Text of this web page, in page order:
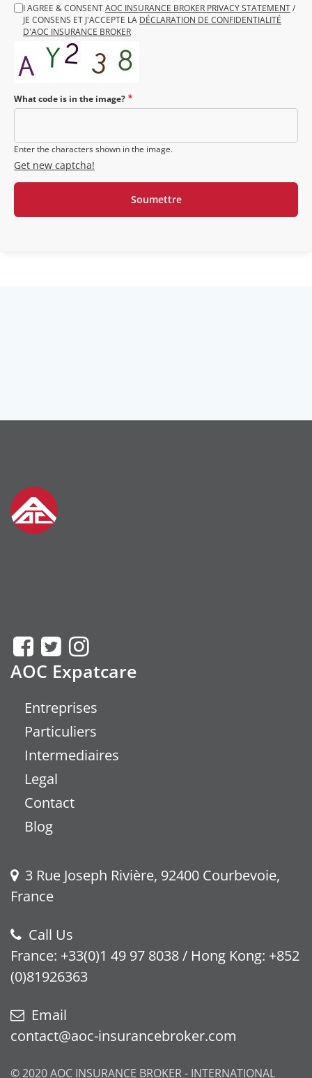
Terms
I AGREE & CONSENTAOC INSURANCE BROKER PRIVACY STATEMENT/
JE CONSENS ET J'ACCEPTE LA DÉCLARATION DE CONFIDENTIALITÉ
D'AOC INSURANCE BROKER
What code is in the image?
Enter the characters shown in the image.
Get new captcha!
AOC Expatcare
Entreprises
Particuliers
Intermediaires
Legal
Contact
Blog
3 Rue Joseph Rivière, 92400 Courbevoie,
France
Call Us
France: +33(0)1 49 97 8038 / Hong Kong: +852
(0)81926363
Email
contact@aoc-insurancebroker.com
©️ 2020 AOC INSURANCE BROKER - INTERNATIONAL